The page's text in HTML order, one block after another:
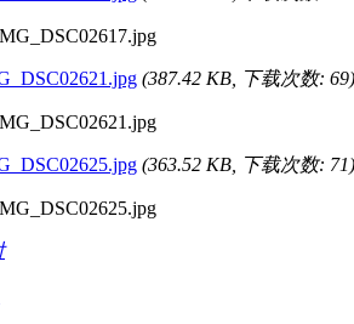
(387.42 KB, 下载次数: 69)
(363.52 KB, 下载次数: 71)